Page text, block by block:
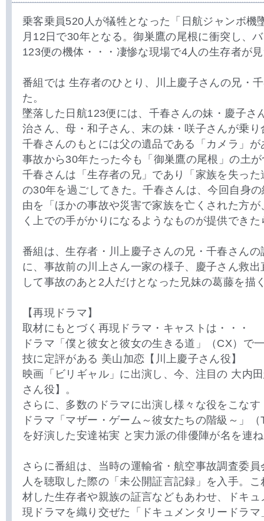
乗客乗員520人が犠牲となった「日航ジャンボ機
月12日で30年となる。御巣鷹の尾根に衝突し、
123便の機体・・・凄惨な現場で4人の生存者が
番組では 生存者のひとり、川上慶子さんの兄・
た。
墜落した日航123便には、千春さんの妹・慶子さ
治さん、母・和子さん、末の妹・咲子さんが乗り
千春さんのもとには父の遺品である「カメラ」が
事故から30年たった今も「御巣鷹の尾根」の土
千春さんは「生存者の兄」であり「家族を失っ
の30年を過ごしてきた。千春さんは、今回自身
由を「ほかの事故や災害で家族を亡くされた方
く上での手がかりになるようなものが提供でき
番組は、生存者・川上慶子さんの兄・千春さん
に、事故前の川上さん一家の様子、慶子さん救
して事故のあと2人だけとなった兄妹の葛藤を描
【再現ドラマ】
取材にもとづく再現ドラマ・キャストは・・・
ドラマ「僕と彼女と彼女の生きる道」（CX）で
技に定評がある 美山加恋【川上慶子さん役】
映画「ビリギャル」に出演し、今、注目の 大内
さん役】。
さらに、多数のドラマに出演し様々な役をこなす
ドラマ「マザー・ゲーム～彼女たちの階級～」
を好演した安達祐実 と実力派の俳優陣が名を連
さらに番組は、当時の運輸省・航空事故調査委
人を聴取した際の「未公開証言記録」を入手。
材した生存者や親族の証言などもあわせ、ドキ
現ドラマを織り交ぜた「ドキュメンタリードラマ